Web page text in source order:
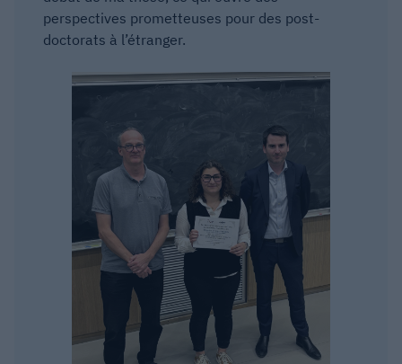
perspectives prometteuses pour des post-
doctorats à l’étranger.